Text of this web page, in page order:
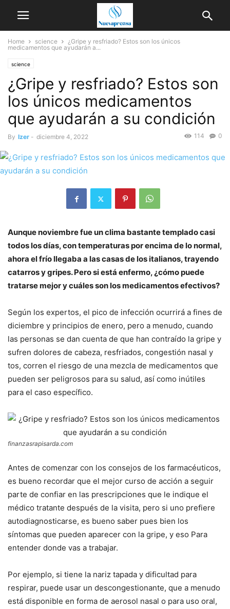
Home science
¿Gripe y resfriado? Estos son los únicos
medicamentos que ayudarán a...
science
¿Gripe y resfriado? Estos son
los únicos medicamentos
que ayudarán a su condición
By Izer - diciembre 4, 2022 0
114
Aunque noviembre fue un clima bastante templado casi
todos los días, con temperaturas por encima de lo normal,
ahora el frío llegaba a las casas de los italianos, trayendo
catarros y gripes. Pero si está enfermo, ¿cómo puede
tratarse mejor y cuáles son los medicamentos efectivos?
Según los expertos, el pico de infección ocurrirá a fines de
diciembre y principios de enero, pero a menudo, cuando
las personas se dan cuenta de que han contraído la gripe y
sufren dolores de cabeza, resfriados, congestión nasal y
tos, corren el riesgo de una mezcla de medicamentos que
pueden ser peligrosos para su salud, así como inútiles
para el caso específico.
finanzasrapisarda.com
Antes de comenzar con los consejos de los farmacéuticos,
es bueno recordar que el mejor curso de acción a seguir
parte de confiar en las prescripciones que le indique el
médico tratante después de la visita, pero si uno prefiere
autodiagnosticarse, es bueno saber pues bien los
síntomas que pueden aparecer con la gripe, y eso Para
entender donde vas a trabajar.
Por ejemplo, si tiene la nariz tapada y dificultad para
respirar, puede usar un descongestionante, que a menudo
está disponible en forma de aerosol nasal o para uso oral,